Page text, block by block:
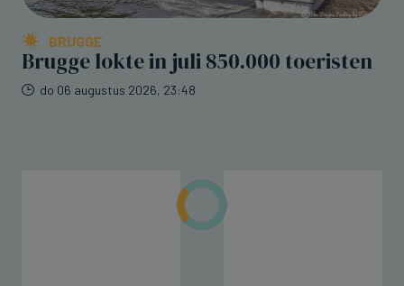
BRUGGE
Brugge lokte in juli 850.000 toeristen
do 06 augustus 2026, 23:48